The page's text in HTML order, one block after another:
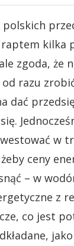
polskich
kilka
zgoda, że
razu
dać
w
ceny
– w
z
co jest